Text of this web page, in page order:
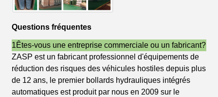
Questions fréquentes
1Êtes-vous une entreprise commerciale ou un fabricant?
ZASP est un fabricant professionnel d'équipements de
réduction des risques des véhicules hostiles depuis plus
de 12 ans, le premier bollards hydrauliques intégrés
automatiques est produit par nous en 2009 sur le